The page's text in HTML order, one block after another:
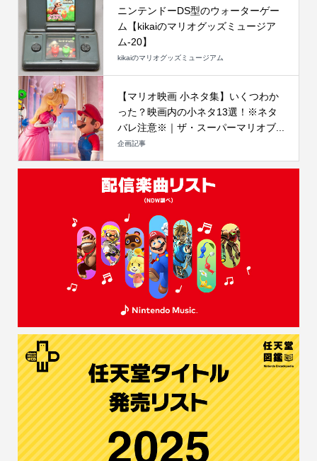
ニンテンドーDS型のウォーターゲー
ム【kikaiのマリオグッズミュージア
ム-20】
kikaiのマリオグッズミュージアム
【マリオ映画 小ネタ集】いくつわか
った？映画内の小ネタ13選！※ネタ
バレ注意※｜ザ・スーパーマリオブ...
企画記事